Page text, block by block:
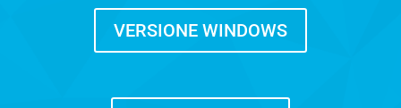
VERSIONE WINDOWS